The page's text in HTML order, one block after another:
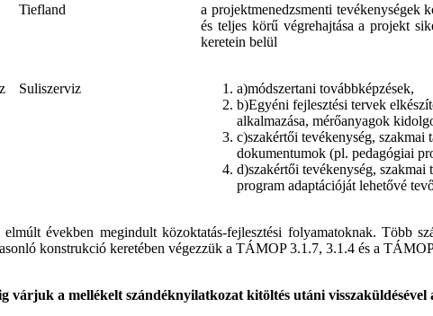
Tiefland
a projektmenedzsmenti tevékenységek
és teljes körű végrehajtása a projekt
keretein belül
Suliszerviz
a)módszertani továbbképzések,
b)Egyéni fejlesztési tervek
alkalmazása, mérőanyagok
c)szakértői tevékenység, szakmai
dokumentumok (pl. pedagógiai
d)szakértői tevékenység, szakmai
program adaptációját lehetővé
elmúlt években megindult közoktatás-fejlesztési folyamatoknak.
konstrukció keretében végezzük a TÁMOP 3.1.7, 3.1.4 és a
várjuk a mellékelt szándéknyilatkozat kitöltés utáni visszaküldésével